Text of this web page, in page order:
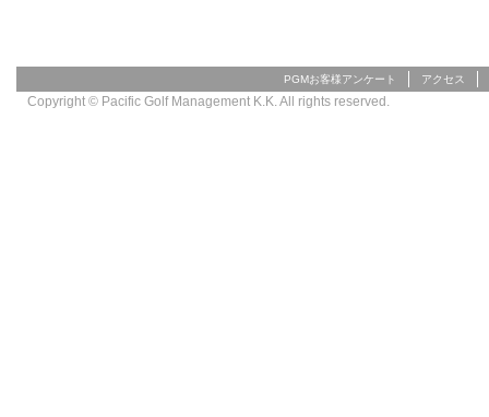
PGMお客様アンケート アクセス
Copyright © Pacific Golf Management K.K. All rights reserved.